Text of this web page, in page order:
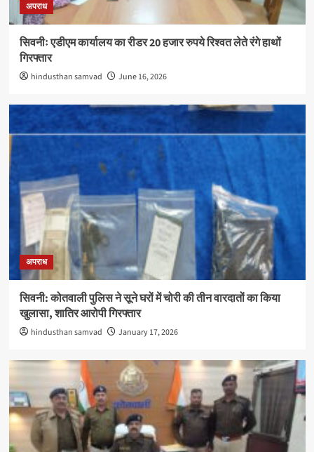
अपराध
सिवनीः एडीएम कार्यालय का रीडर 20 हजार रुपये रिश्वत लेते रंगे हाथों
गिरफ्तार
hindusthan samvad June 16, 2026
अपराध
सिवनी: कोतवाली पुलिस ने सूने घरों में चोरी की तीन वारदातों का किया
खुलासा, शातिर आरोपी गिरफ्तार
hindusthan samvad January 17, 2026